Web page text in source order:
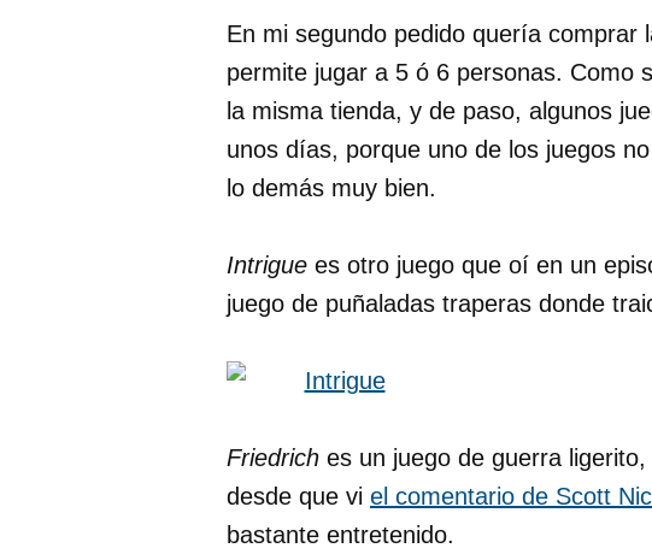
En mi segundo pedido quería comprar
permite jugar a 5 ó 6 personas. Como
la misma tienda, y de paso, algunos
unos días, porque uno de los juegos
lo demás muy bien.
Intrigue es otro juego que oí en un
juego de puñaladas traperas donde
Friedrich es un juego de guerra
desde que vi el comentario de Scott
bastante entretenido.